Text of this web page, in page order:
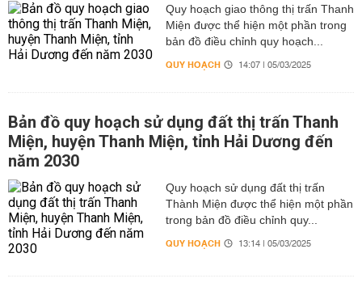
Quy hoạch giao thông thị trấn Thanh
Miện được thể hiện một phần trong
bản đồ điều chỉnh quy hoạch...
QUY HOẠCH 14:07 | 05/03/2025
Bản đồ quy hoạch sử dụng đất thị trấn Thanh
Miện, huyện Thanh Miện, tỉnh Hải Dương đến
năm 2030
Quy hoạch sử dụng đất thị trấn
Thành Miện được thể hiện một phần
trong bản đồ điều chỉnh quy...
QUY HOẠCH 13:14 | 05/03/2025